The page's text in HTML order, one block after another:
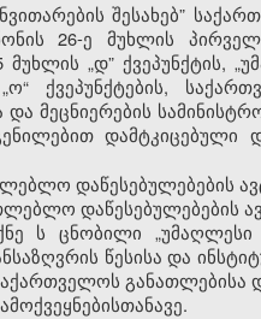
შესახებ”
26-ე მუხლის
მუხლის „დ” ქვეპუნქტის,
„ო“ ქვეპუნქტების,
და მეცნიერების
დამტკიცებული
დაწესებულებების
დაწესებულებების
ე ს ცნობილი „უმაღლესი
წესისა და
განათლებისა